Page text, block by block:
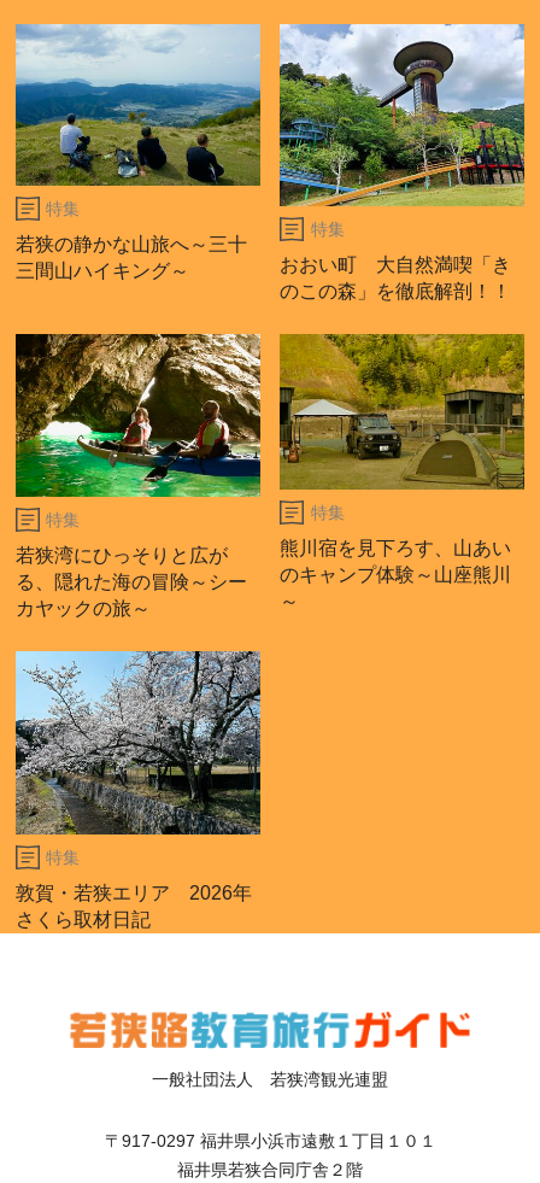
特集
若狭の静かな山旅へ～三十
三間山ハイキング～
特集
おおい町 大自然満喫「き
のこの森」を徹底解剖！！
特集
若狭湾にひっそりと広が
る、隠れた海の冒険～シー
カヤックの旅～
特集
熊川宿を見下ろす、山あい
のキャンプ体験～山座熊川
～
特集
敦賀・若狭エリア 2026年
さくら取材日記
一般社団法人 若狭湾観光連盟
〒917-0297 福井県小浜市遠敷１丁目１０１
福井県若狭合同庁舎２階